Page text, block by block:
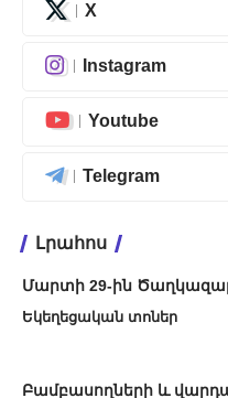
X
Instagram
Youtube
Telegram
Լրահոս
Մարտի 29-ին
Եկեղեցական տոներ
Բամբասողների և